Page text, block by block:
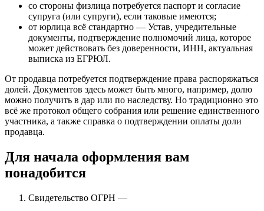
со стороны физлица потребуется паспорт и согласие
супруга (или супруги), если таковые имеются;
от юрлица всё стандартно — Устав, учредительные
документы, подтверждение полномочий лица, которое
может действовать без доверенности, ИНН, актуальная
выписка из ЕГРЮЛ.
От продавца потребуется подтверждение права распоряжаться
долей. Документов здесь может быть много, например, долю
можно получить в дар или по наследству. Но традиционно это
всё же протокол общего собрания или решение единственного
участника, а также справка о подтверждении оплаты доли
продавца.
Для начала оформления вам
понадобится
Свидетельство ОГРН —